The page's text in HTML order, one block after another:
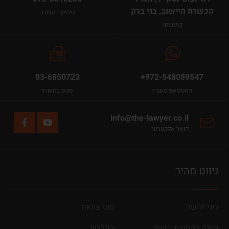
הכשרת היישוב, בני ברק
כתובתנו
טלפון במשרד
+972-548089547
וואטסאפ משרד
03-6850723
פקס במשרד
info@the-lawyer.co.il
דואר אלקטרוני
ניווט מהיר